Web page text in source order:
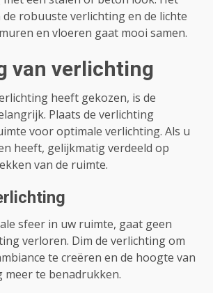
robuuste verlichting en de lichte
en vloeren gaat mooi samen.
van verlichting
heeft gekozen, is de
Plaats de verlichting
voor optimale verlichting. Als u
heeft, gelijkmatig verdeeld op
van de ruimte.
sfeer in uw ruimte, gaat geen
verloren. Dim de verlichting om
te creëren en de hoogte van
meer te benadrukken.